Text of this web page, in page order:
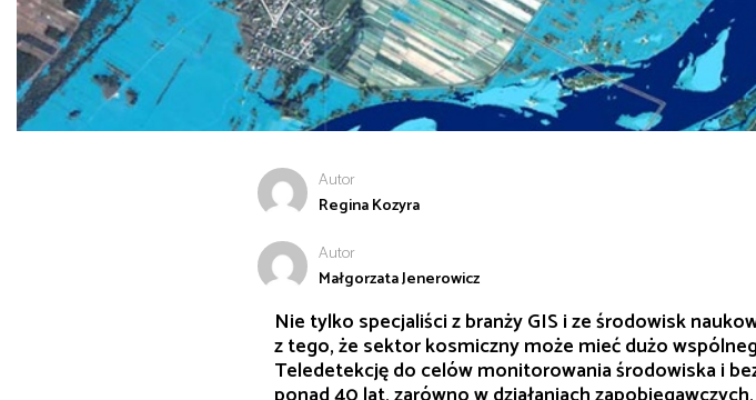
Autor
Regina Kozyra
Autor
Małgorzata Jenerowicz
Nie tylko specjaliści z branży GIS i ze środowisk
z tego, że sektor kosmiczny może mieć dużo
Teledetekcję do celów monitorowania środowiska i